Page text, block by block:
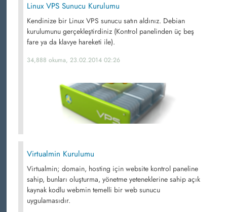
Linux VPS Sunucu Kurulumu
Kendinize bir Linux VPS sunucu satın aldınız. Debian
kurulumunu gerçekleştirdiniz (Kontrol panelinden üç beş
fare ya da klavye hareketi ile).
34,888 okuma, 23.02.2014 02:26
Virtualmin Kurulumu
Virtualmin; domain, hosting için website kontrol paneline
sahip, bunları oluşturma, yönetme yeteneklerine sahip açık
kaynak kodlu webmin temelli bir web sunucu
uygulamasıdır.